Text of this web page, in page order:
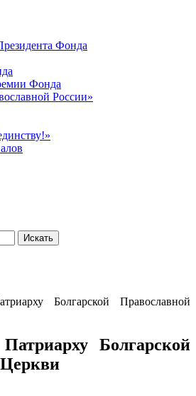
Фонда
Фонда
России»
Искать
Болгарской Православной
Болгарской